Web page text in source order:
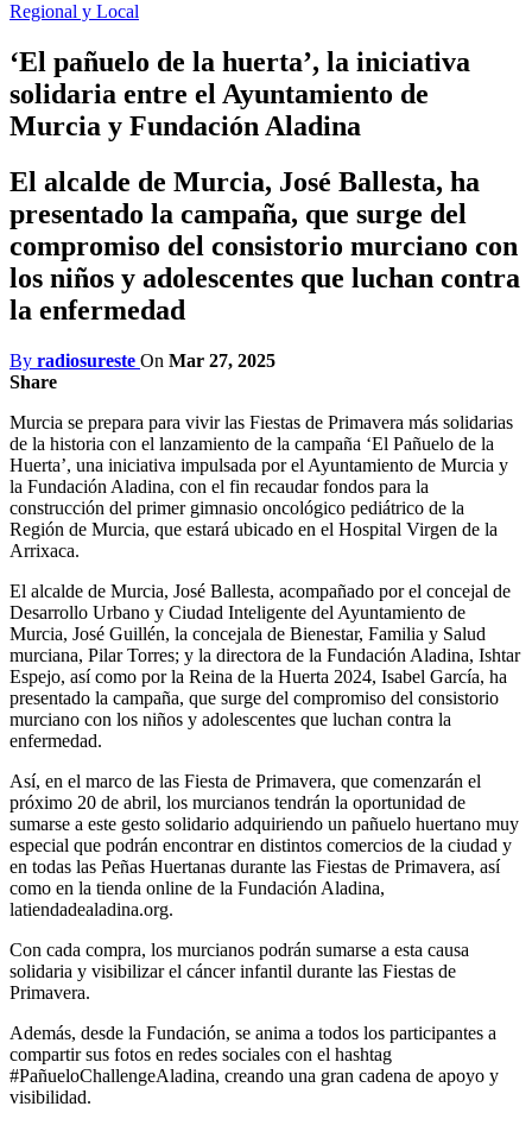
Regional y Local
‘El pañuelo de la huerta’, la iniciativa
solidaria entre el Ayuntamiento de
Murcia y Fundación Aladina
El alcalde de Murcia, José Ballesta, ha
presentado la campaña, que surge del
compromiso del consistorio murciano con
los niños y adolescentes que luchan contra
la enfermedad
By radiosureste On Mar 27, 2025
Share
Murcia se prepara para vivir las Fiestas de Primavera más solidarias
de la historia con el lanzamiento de la campaña ‘El Pañuelo de la
Huerta’, una iniciativa impulsada por el Ayuntamiento de Murcia y
la Fundación Aladina, con el fin recaudar fondos para la
construcción del primer gimnasio oncológico pediátrico de la
Región de Murcia, que estará ubicado en el Hospital Virgen de la
Arrixaca.
El alcalde de Murcia, José Ballesta, acompañado por el concejal de
Desarrollo Urbano y Ciudad Inteligente del Ayuntamiento de
Murcia, José Guillén, la concejala de Bienestar, Familia y Salud
murciana, Pilar Torres; y la directora de la Fundación Aladina, Ishtar
Espejo, así como por la Reina de la Huerta 2024, Isabel García, ha
presentado la campaña, que surge del compromiso del consistorio
murciano con los niños y adolescentes que luchan contra la
enfermedad.
Así, en el marco de las Fiesta de Primavera, que comenzarán el
próximo 20 de abril, los murcianos tendrán la oportunidad de
sumarse a este gesto solidario adquiriendo un pañuelo huertano muy
especial que podrán encontrar en distintos comercios de la ciudad y
en todas las Peñas Huertanas durante las Fiestas de Primavera, así
como en la tienda online de la Fundación Aladina,
latiendadealadina.org.
Con cada compra, los murcianos podrán sumarse a esta causa
solidaria y visibilizar el cáncer infantil durante las Fiestas de
Primavera.
Además, desde la Fundación, se anima a todos los participantes a
compartir sus fotos en redes sociales con el hashtag
#PañueloChallengeAladina, creando una gran cadena de apoyo y
visibilidad.